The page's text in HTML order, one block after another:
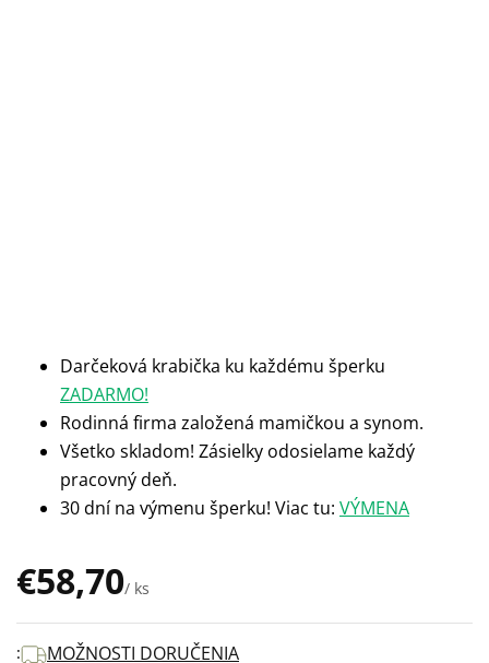
€58,70/ ks
Jednotková
cena:
MOŽNOSTI DORUČENIA
Darčeková krabička ku každému šperku
ZADARMO!
Rodinná firma založená mamičkou a synom.
Všetko skladom! Zásielky odosielame každý
pracovný deň.
30 dní na výmenu šperku! Viac tu: VÝMENA